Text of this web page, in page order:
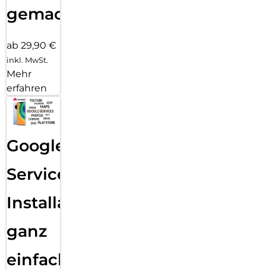
gemacht!
ab 29,90 €
inkl. MwSt.
Mehr
erfahren
Google
Services
Installation
ganz
einfach